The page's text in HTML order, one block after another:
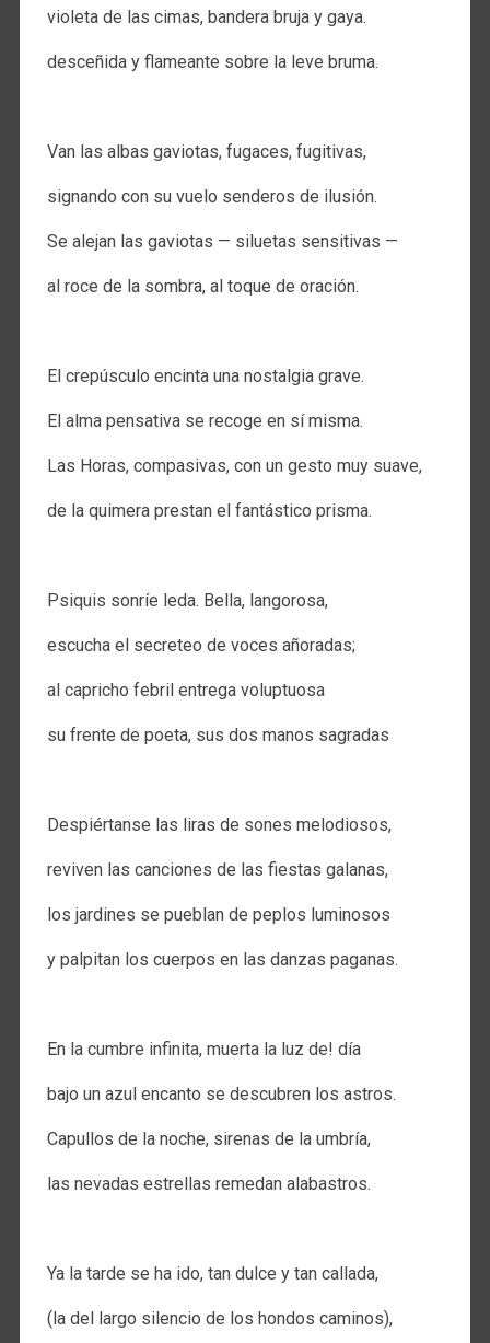
violeta de las cimas, bandera bruja y gaya.
desceñida y flameante sobre la leve bruma.
Van las albas gaviotas, fugaces, fugitivas,
signando con su vuelo senderos de ilusión.
Se alejan las gaviotas — siluetas sensitivas —
al roce de la sombra, al toque de oración.
El crepúsculo encinta una nostalgia grave.
El alma pensativa se recoge en sí misma.
Las Horas, compasivas, con un gesto muy suave,
de la quimera prestan el fantástico prisma.
Psiquis sonríe leda. Bella, langorosa,
escucha el secreteo de voces añoradas;
al capricho febril entrega voluptuosa
su frente de poeta, sus dos manos sagradas
Despiértanse las liras de sones melodiosos,
reviven las canciones de las fiestas galanas,
los jardines se pueblan de peplos luminosos
y palpitan los cuerpos en las danzas paganas.
En la cumbre infinita, muerta la luz de! día
bajo un azul encanto se descubren los astros.
Capullos de la noche, sirenas de la umbría,
las nevadas estrellas remedan alabastros.
Ya la tarde se ha ido, tan dulce y tan callada,
(la del largo silencio de los hondos caminos),